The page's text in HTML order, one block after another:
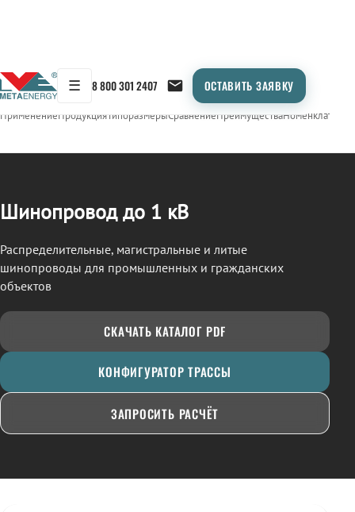
☰ 8 800 301 2407 ОСТАВИТЬ ЗАЯВКУ
← Продукция/ШИНОПРОВОД
ПрименениеПродукцияТипоразмерыСравнениеПреимуществаНоменклатура
Шинопровод до 1 кВ
Распределительные, магистральные и литые
шинопроводы для промышленных и гражданских
объектов
СКАЧАТЬ КАТАЛОГ PDF
КОНФИГУРАТОР ТРАССЫ
ЗАПРОСИТЬ РАСЧЁТ